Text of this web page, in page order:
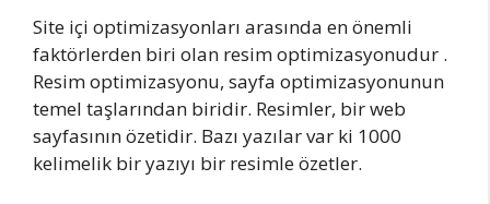
Site içi optimizasyonları arasında en önemli
faktörlerden biri olan resim optimizasyonudur .
Resim optimizasyonu, sayfa optimizasyonunun
temel taşlarından biridir. Resimler, bir web
sayfasının özetidir. Bazı yazılar var ki 1000
kelimelik bir yazıyı bir resimle özetler.